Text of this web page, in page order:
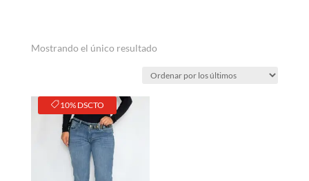
Mostrando el único resultado
10% DSCTO